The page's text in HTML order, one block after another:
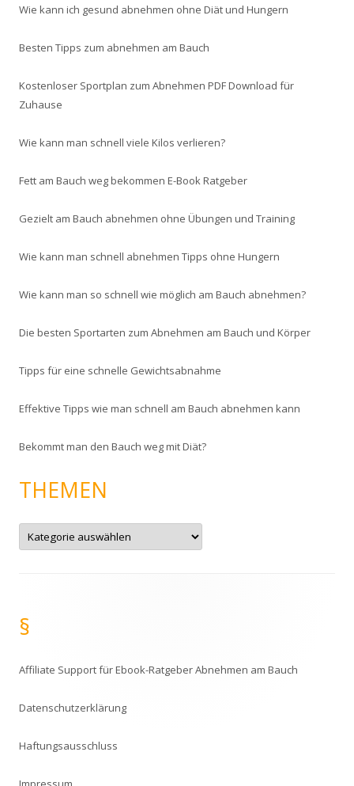
Wie kann ich gesund abnehmen ohne Diät und Hungern
Besten Tipps zum abnehmen am Bauch
Kostenloser Sportplan zum Abnehmen PDF Download für
Zuhause
Wie kann man schnell viele Kilos verlieren?
Fett am Bauch weg bekommen E-Book Ratgeber
Gezielt am Bauch abnehmen ohne Übungen und Training
Wie kann man schnell abnehmen Tipps ohne Hungern
Wie kann man so schnell wie möglich am Bauch abnehmen?
Die besten Sportarten zum Abnehmen am Bauch und Körper
Tipps für eine schnelle Gewichtsabnahme
Effektive Tipps wie man schnell am Bauch abnehmen kann
Bekommt man den Bauch weg mit Diät?
THEMEN
T
e
§
Affiliate Support für Ebook-Ratgeber Abnehmen am Bauch
Datenschutzerklärung
Haftungsausschluss